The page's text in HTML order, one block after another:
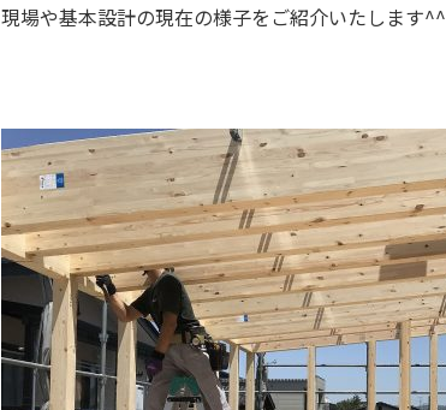
現場や基本設計の現在の様子をご紹介いたします^^